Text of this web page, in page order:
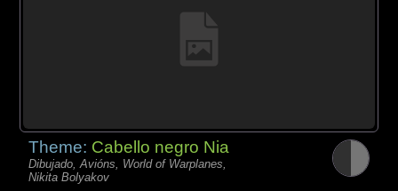
Theme: Cabello negro Nia
Dibujado, Avións, World of Warplanes,
Nikita Bolyakov